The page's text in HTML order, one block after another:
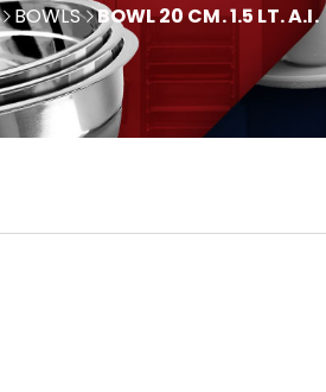
BOWLS BOWL 20 CM. 1.5 LT. A.I.